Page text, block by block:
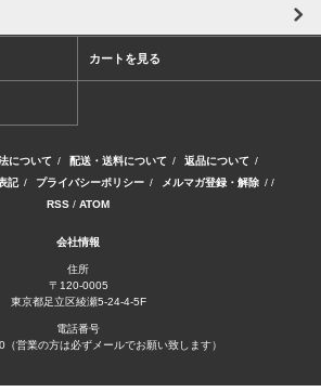
カートを見る
について / 配送・送料について / 返品について /
記 / プライバシーポリシー / メルマガ登録・解除 / /
RSS / ATOM
会社情報
住所
〒120-0005
東京都足立区綾瀬5-24-4-5F
電話番号
営業の方は必ずメールでお願い致します）